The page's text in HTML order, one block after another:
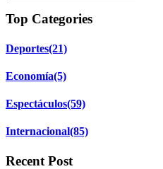
Top Categories
Deportes(21)
Economía(5)
Espectáculos(59)
Internacional(85)
Recent Post